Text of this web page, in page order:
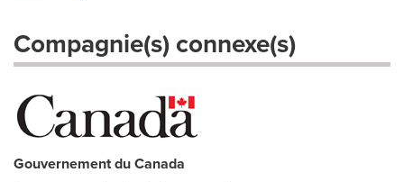
Compagnie(s) connexe(s)
Gouvernement du Canada